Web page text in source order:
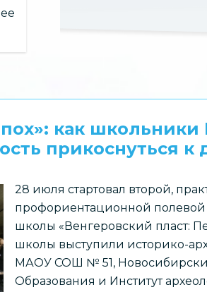
как школьники
прикоснуться к
28 июля стартовал второй,
профориентационной полевой
школы «Венгеровский пласт:
школы выступили историко-
МАОУ СОШ № 51,
Образования и Институт